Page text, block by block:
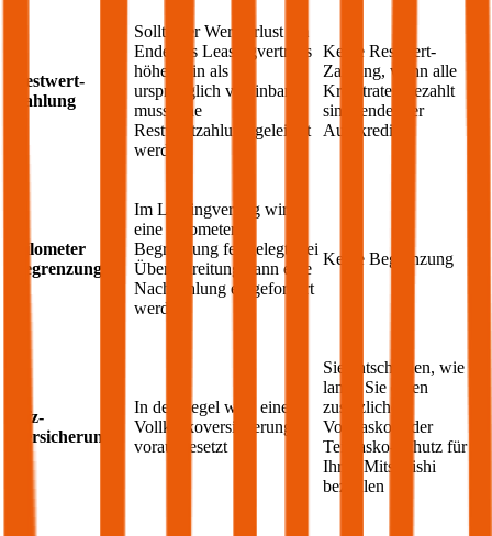
Restwert-
Zahlung
Sollte der Wertverlust am
Ende des Leasingvertrags
höher sein als
ursprünglich vereinbart,
muss eine
Restwertzahlung geleistet
werden
Keine Restwert-
Zahlung, wenn alle
Kreditraten bezahlt
sind, endet der
Autokredit
Kilometer
Begrenzung
Im Leasingvertrag wird
eine Kilometer
Begrenzung festgelegt, bei
Überschreitung kann eine
Nachzahlung eingefordert
werden
Keine Begrenzung
Kfz-
Versicherung
In der Regel wird eine
Vollkaskoversicherung
vorausgesetzt
Sie entscheiden, wie
lange Sie einen
zusätzlichen
Vollkasko- oder
Teilkasko-Schutz für
Ihren Mitsubishi
bezahlen